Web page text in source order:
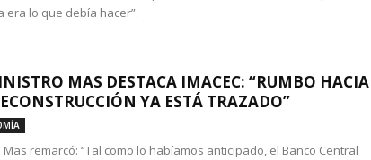
era lo que debía hacer”.
MAS DESTACA IMACEC: “RUMBO HACIA
YA ESTÁ TRAZADO”
Mas remarcó: “Tal como lo habíamos anticipado, el Banco Central